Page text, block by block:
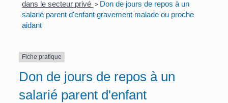
dans le secteur privé > Don de jours de repos à un
salarié parent d'enfant gravement malade ou proche
aidant
Fiche pratique
Don de jours de repos à un
salarié parent d'enfant